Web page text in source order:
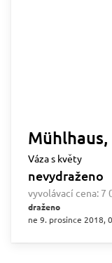
Váza s květy
nevydraženo
vyvolávací cena: 7
draženo
ne 9. prosince 2018,